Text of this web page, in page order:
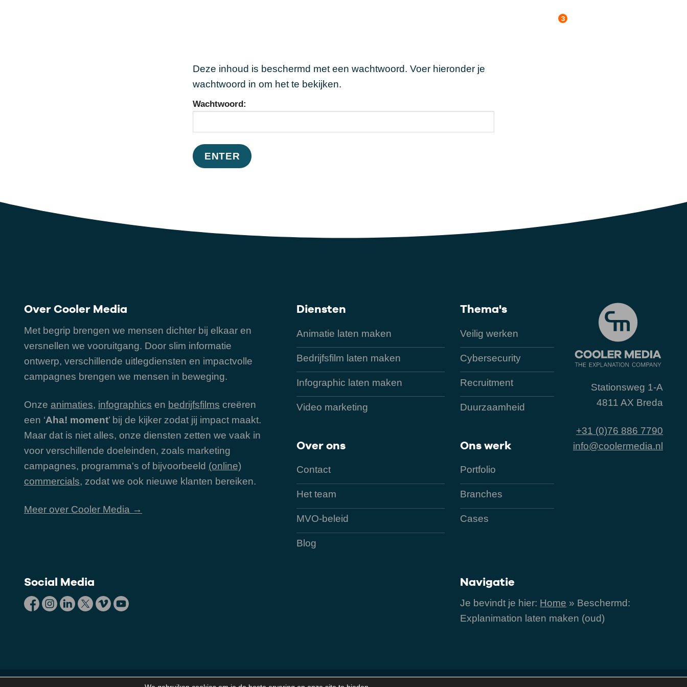
3
Deze inhoud is beschermd met een wachtwoord. Voer hieronder je
wachtwoord in om het te bekijken.
Wachtwoord:
Over Cooler Media
Met begrip brengen we mensen dichter bij elkaar en
versnellen we vooruitgang. Door slim informatie
ontwerp, verschillende uitlegdiensten en impactvolle
campagnes brengen we mensen in beweging.
Onze animaties, infographics en bedrijfsfilms creëren
een ‘Aha! moment’ bij de kijker zodat jij impact maakt.
Maar dat is niet alles, onze diensten zetten we vaak in
voor verschillende doeleinden, zoals marketing
campagnes, programma's of bijvoorbeeld (online)
commercials, zodat we ook nieuwe klanten bereiken.
Meer over Cooler Media →
Diensten
Animatie laten maken
Bedrijfsfilm laten maken
Infographic laten maken
Video marketing
Over ons
Contact
Het team
MVO-beleid
Blog
Thema's
Veilig werken
Cybersecurity
Recruitment
Duurzaamheid
Ons werk
Portfolio
Branches
Cases
Stationsweg 1-A
4811 AX Breda
+31 (0)76 886 7790
info@coolermedia.nl
Social Media Navigatie
Je bevindt je hier: Home » Beschermd:
Explanimation laten maken (oud)